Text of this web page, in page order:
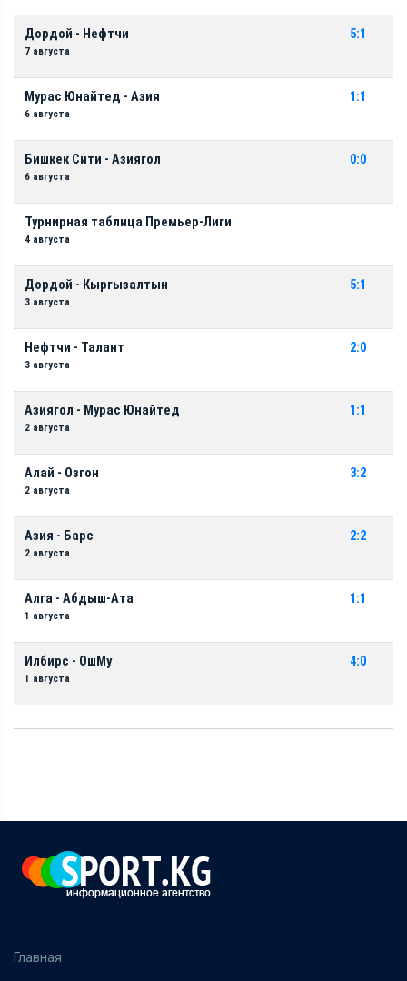
Дордой - Нефтчи
7 августа
5:1
Мурас Юнайтед - Азия
6 августа
1:1
Бишкек Сити - Азиягол
6 августа
0:0
Турнирная таблица Премьер-Лиги
4 августа
Дордой - Кыргызалтын
3 августа
5:1
Нефтчи - Талант
3 августа
2:0
Азиягол - Мурас Юнайтед
2 августа
1:1
Алай - Озгон
2 августа
3:2
Азия - Барс
2 августа
2:2
Алга - Абдыш-Ата
1 августа
1:1
Илбирс - ОшМу
1 августа
4:0
Главная